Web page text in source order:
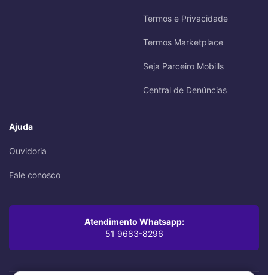
Termos e Privacidade
Termos Marketplace
Seja Parceiro Mobills
Central de Denúncias
Ajuda
Ouvidoria
Fale conosco
Atendimento Whatsapp:
51 9683-8296